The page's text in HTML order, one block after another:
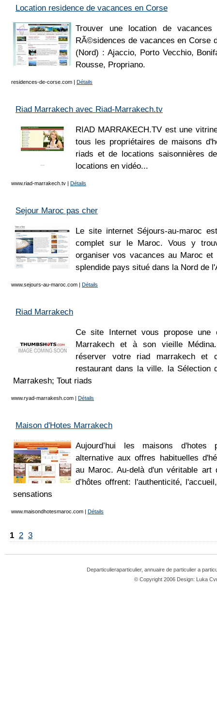
Location residence de vacances en Corse
Trouver une location de
RÃ©sidences de vacances en Corse
(Nord) : Ajaccio, Porto Vecchio,
Rousse, Propriano.
residences-de-corse.com | Détails
Riad Marrakech avec Riad-Marrakech.tv
RIAD MARRAKECH.TV est une
tous les propriétaires de maisons
riads et de locations saisonnières
locations en vidéo...
www.riad-marrakech.tv | Détails
Sejour Maroc pas cher
Le site internet Séjours-au-maroc
complet sur le Maroc. Vous y
organiser vos vacances au Maroc et
splendide pays situé dans la Nord de
www.sejours-au-maroc.com | Détails
Riad Marrakech
Ce site Internet vous propose une
Marrakech et à son vieille
réserver votre riad marrakech et
restaurant dans la ville. la Sélection
Marrakesh; Tout riads
www.ryad-marrakesh.com | Détails
Maison d'Hotes Marrakech
Aujourd’hui les maisons d'hotes
alternative aux offres habituelles
au Maroc. Au-delà d'un véritable art
d’hôtes offrent: l'authenticité,
sensations
www.maisondhotesmaroc.com | Détails
1 2 3
Departiculieraparticulier, annuaire de particulier a
© Copyright 2006 Design: Luka